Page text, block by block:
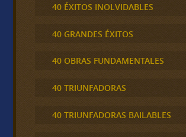
40 ÉXITOS INOLVIDABLES
40 GRANDES ÉXITOS
40 OBRAS FUNDAMENTALES
40 TRIUNFADORAS
40 TRIUNFADORAS BAILABLES